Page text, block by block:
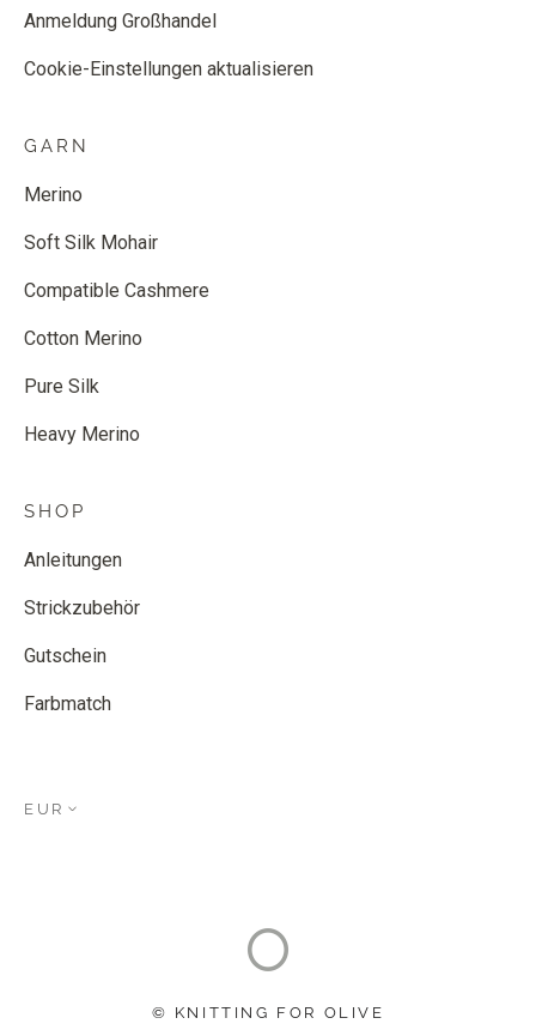
Anmeldung Großhandel
Cookie-Einstellungen aktualisieren
GARN
Merino
Soft Silk Mohair
Compatible Cashmere
Cotton Merino
Pure Silk
Heavy Merino
SHOP
Anleitungen
Strickzubehör
Gutschein
Farbmatch
EUR
© KNITTING FOR OLIVE